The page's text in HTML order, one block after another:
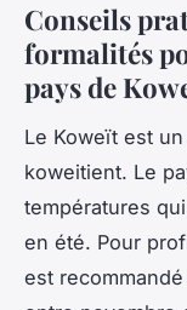
Conseils
formalités
pays de
Le Koweït est
koweitient. Le
températures
en été. Pour
est